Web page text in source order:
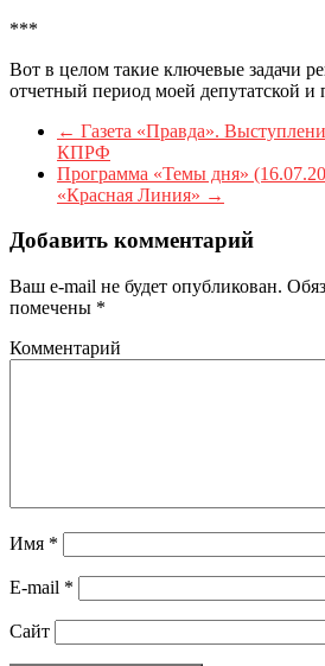
***
Вот в целом такие ключевые задачи
отчетный период моей депутатской и
← Газета «Правда».
КПРФ
Программа «Темы дня»
«Красная Линия» →
Добавить комментарий
Ваш e-mail не будет опубликован.
помечены *
Комментарий
Имя *
E-mail *
Сайт